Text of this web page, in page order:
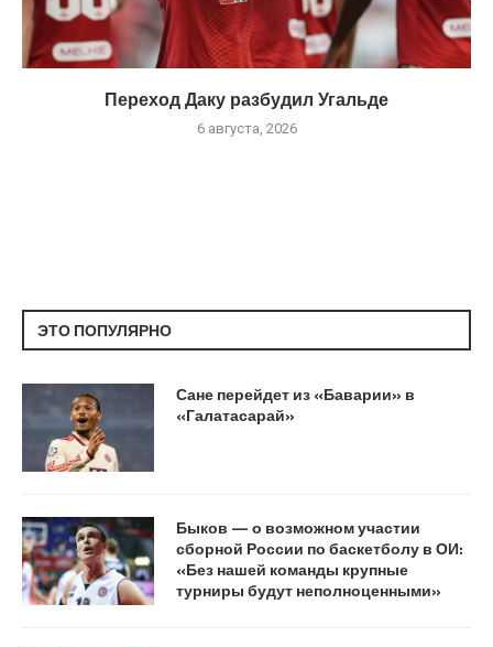
Переход Даку разбудил Угальде
6 августа, 2026
ЭТО ПОПУЛЯРНО
Сане перейдет из «Баварии» в
«Галатасарай»
Быков — о возможном участии
сборной России по баскетболу в ОИ:
«Без нашей команды крупные
турниры будут неполноценными»